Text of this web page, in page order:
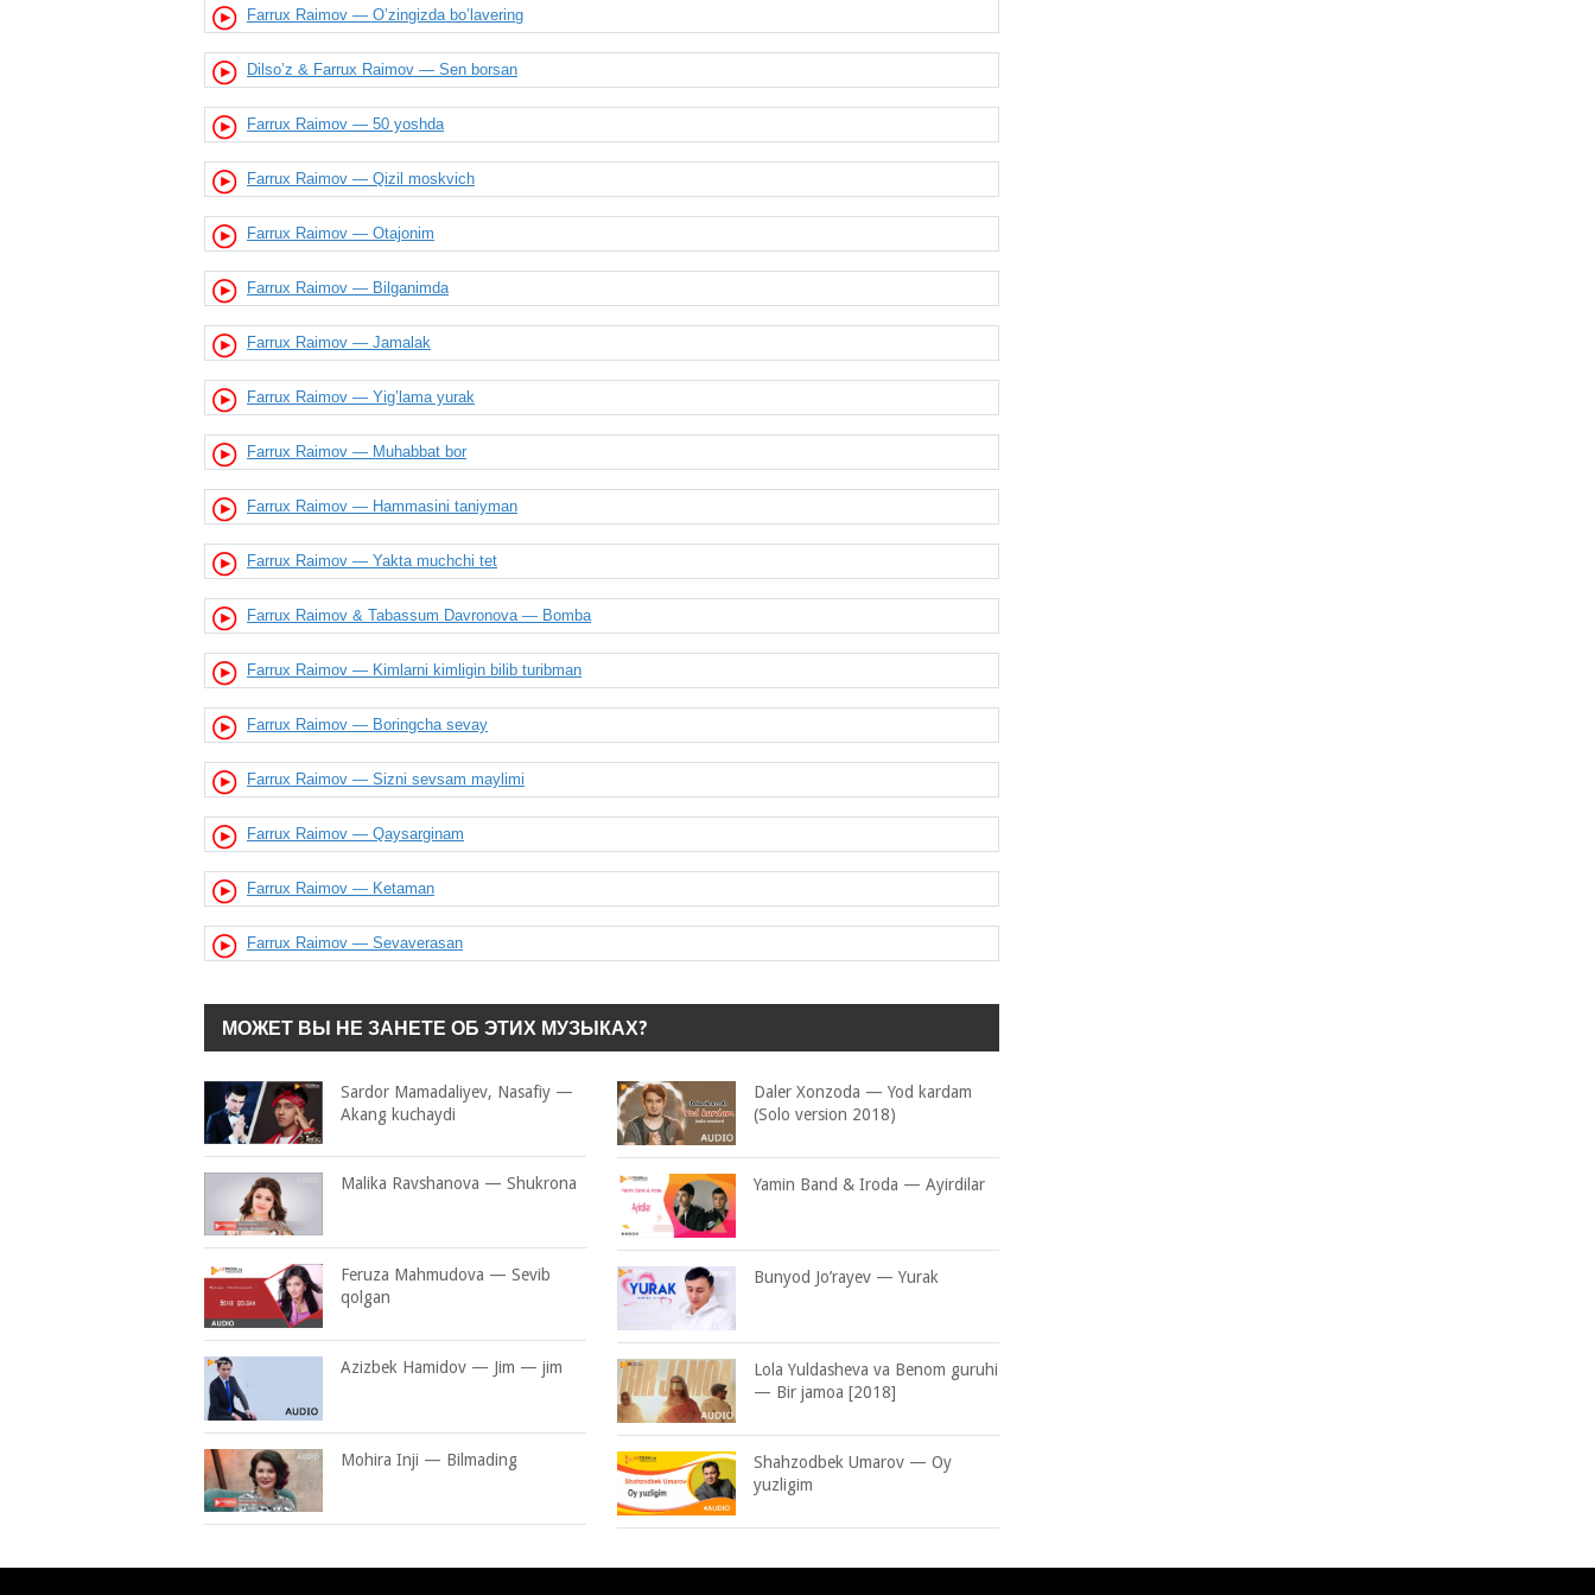
Farrux Raimov — O’zingizda bo’lavering
Dilso’z & Farrux Raimov — Sen borsan
Farrux Raimov — 50 yoshda
Farrux Raimov — Qizil moskvich
Farrux Raimov — Otajonim
Farrux Raimov — Bilganimda
Farrux Raimov — Jamalak
Farrux Raimov — Yig’lama yurak
Farrux Raimov — Muhabbat bor
Farrux Raimov — Hammasini taniyman
Farrux Raimov — Yakta muchchi tet
Farrux Raimov & Tabassum Davronova — Bomba
Farrux Raimov — Kimlarni kimligin bilib turibman
Farrux Raimov — Boringcha sevay
Farrux Raimov — Sizni sevsam maylimi
Farrux Raimov — Qaysarginam
Farrux Raimov — Ketaman
Farrux Raimov — Sevaverasan
МОЖЕТ ВЫ НЕ ЗАНЕТЕ ОБ ЭТИХ МУЗЫКАХ?
Sardor Mamadaliyev, Nasafiy —
Akang kuchaydi
Daler Xonzoda — Yod kardam
(Solo version 2018)
Malika Ravshanova — Shukrona Yamin Band & Iroda — Ayirdilar
Feruza Mahmudova — Sevib
qolgan
Bunyod Jo’rayev — Yurak
Azizbek Hamidov — Jim — jim
Lola Yuldasheva va Benom guruhi
— Bir jamoa [2018]
Mohira Inji — Bilmading
Shahzodbek Umarov — Oy
yuzligim